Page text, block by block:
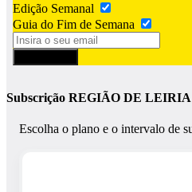
Edição Semanal
Guia do Fim de Semana
Subscrição REGIÃO DE LEIRIA
Escolha o plano e o intervalo de